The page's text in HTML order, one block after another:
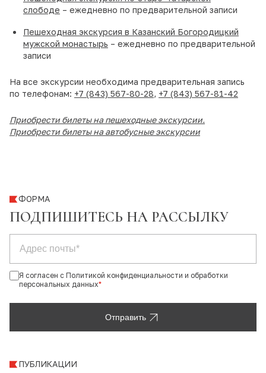
слободе – ежедневно по предварительной записи
Пешеходная экскурсия в Казанский Богородицкий
мужской монастырь – ежедневно по предварительной
записи
На все экскурсии необходима предварительная запись
по телефонам: +7 (843) 567-80-28, +7 (843) 567-81-42
Приобрести билеты на пешеходные экскурсии.
Приобрести билеты на автобусные экскурсии
ФОРМА
ПОДПИШИТЕСЬ НА РАССЫЛКУ
Я согласен с Политикой конфиденциальности и обработки
персональных данных*
Отправить
ПУБЛИКАЦИИ